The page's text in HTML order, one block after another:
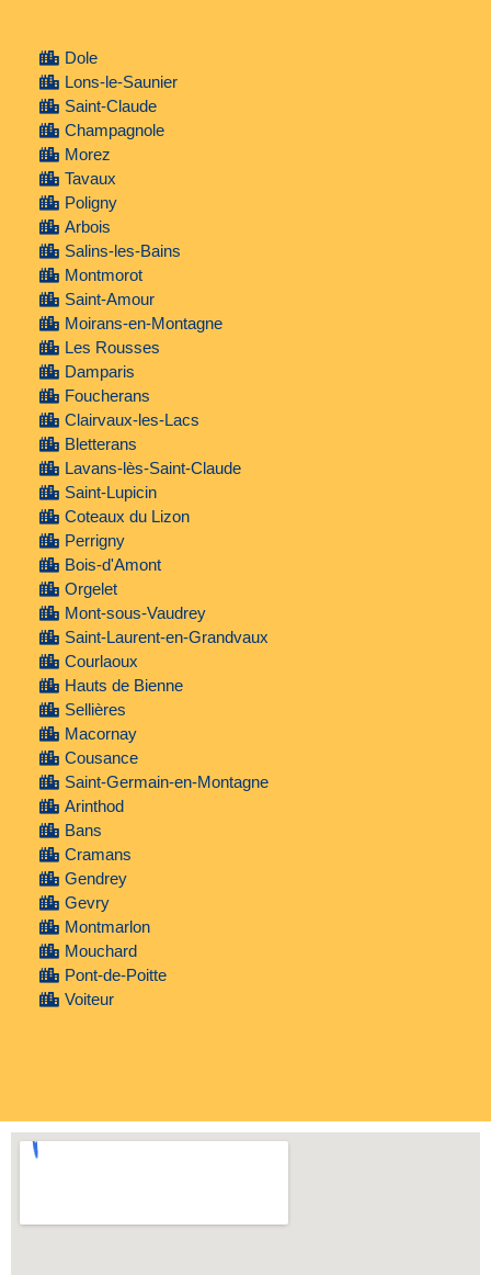
Dole
Lons-le-Saunier
Saint-Claude
Champagnole
Morez
Tavaux
Poligny
Arbois
Salins-les-Bains
Montmorot
Saint-Amour
Moirans-en-Montagne
Les Rousses
Damparis
Foucherans
Clairvaux-les-Lacs
Bletterans
Lavans-lès-Saint-Claude
Saint-Lupicin
Coteaux du Lizon
Perrigny
Bois-d'Amont
Orgelet
Mont-sous-Vaudrey
Saint-Laurent-en-Grandvaux
Courlaoux
Hauts de Bienne
Sellières
Macornay
Cousance
Saint-Germain-en-Montagne
Arinthod
Bans
Cramans
Gendrey
Gevry
Montmarlon
Mouchard
Pont-de-Poitte
Voiteur